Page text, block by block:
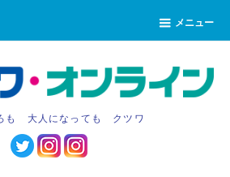
メニュー
も 大人になっても クツワ